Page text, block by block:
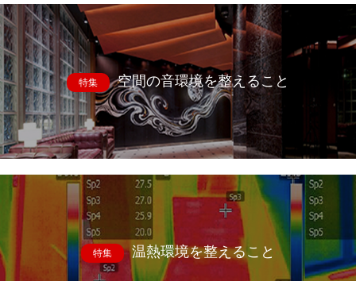
特集 空間の音環境を整えること
特集 温熱環境を整えること